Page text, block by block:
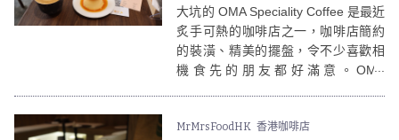
大坑的 OMA Speciality Coffee 是最近
炙手可熱的咖啡店之一，咖啡店簡約
的裝潢、精美的擺盤，令不少喜歡相
機食先的朋友都好滿意。OMA
牌中的新奧爾良烤卡疆雞腿深受歡
MrMrsFoodHK 香港咖啡店